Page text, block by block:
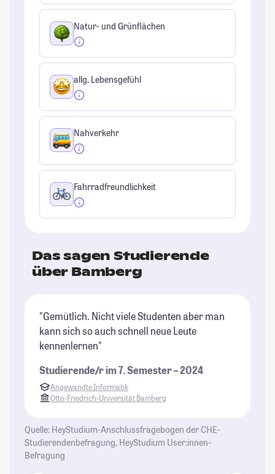
Natur- und Grünflächen
allg. Lebensgefühl
Nahverkehr
Fahrradfreundlichkeit
Das sagen Studierende
über Bamberg
"Gemütlich. Nicht viele Studenten aber man
kann sich so auch schnell neue Leute
kennenlernen"
Studierende/r im 7. Semester – 2024
Angewandte Informatik
Otto-Friedrich-Universität Bamberg
Quelle: HeyStudium-Anschlussfragebogen der CHE-
Studierendenbefragung, HeyStudium User:innen-
Befragung